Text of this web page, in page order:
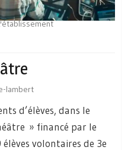
lambert
d’élèves, dans le
» financé par le
volontaires de 3e